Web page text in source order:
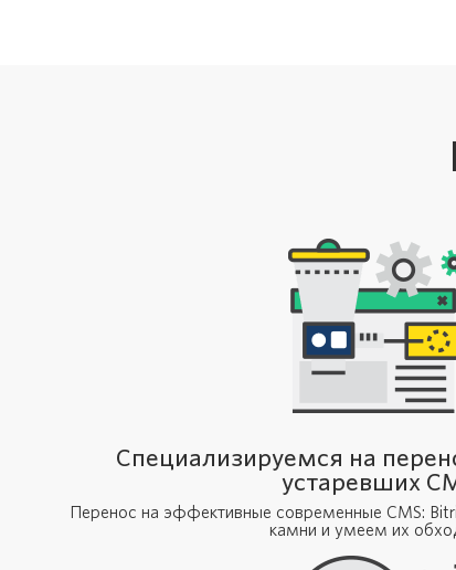
Специализируемся на
устаревших
Перенос на эффективные современные CMS:
камни и умеем их